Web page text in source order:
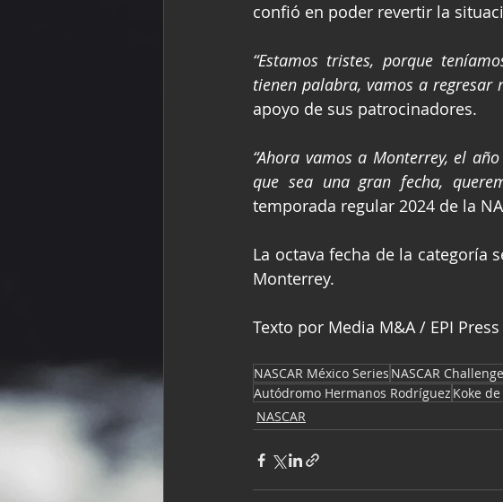
confió en poder revertir la
“Estamos tristes, porque
tienen palabra, vamos a regresar
apoyo de sus patrocinadores.
“Ahora vamos a Monterrey, el
que sea una gran fecha,
temporada regular 2024 de la
La octava fecha de la categoría
Monterrey.
Texto por Media M&A / EPI
NASCAR México Series NASCAR
Autódromo Hermanos Rodríguez Koke
NASCAR